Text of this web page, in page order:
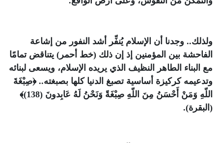
ولذلك.. وجدنا أن الإسلام يُنفِّر أشد النفور من إشاعة
الفاحشة بين المؤمنين إذ إن ذلك (خط أحمر) يتناقض تمامًا
مع البناء الطاهر النظيف الذي يريده الإسلام، ويسعى لبنائه
وتدعيمه كركيزة أساسية تصبغ الدنيا كلها بصبغته..﴿صِبْغَةَ
اللّهِ وَمَنْ أَحْسَنُ مِنَ اللّهِ صِبْغَةً وَنَحْنُ لَهُ عَابِدونَ (138)﴾
(البقرة).